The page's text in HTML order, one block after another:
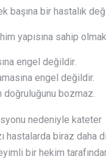
başına bir hastalık
yapısına sahip
engel değildir.
engel değildir.
doğruluğunu bozmaz.
nedeniyle kateter
hastalarda biraz daha
bir hekim